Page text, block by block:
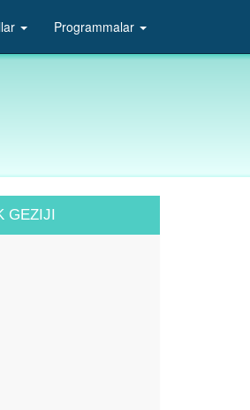
Programmalar
GEZIJI